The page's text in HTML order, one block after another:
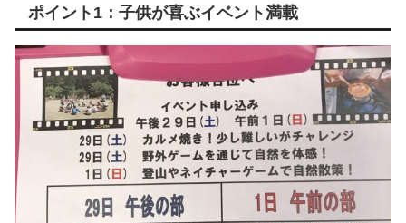
ポイント1：子供が喜ぶイベント満載